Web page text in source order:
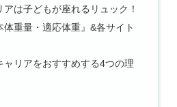
は子どもが座れるリュック！
重量・適応体重』&各サイト
ャリアをおすすめする4つの理